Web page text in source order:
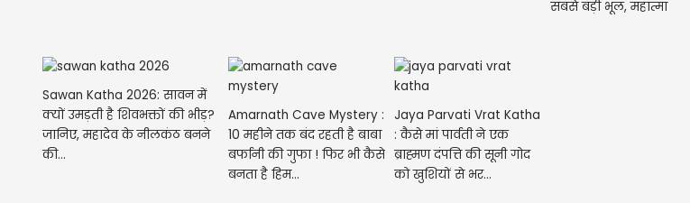
सबसे बड़ी भूल, महात्मा
Sawan Katha 2026: सावन में
क्यों उमड़ती है शिवभक्तों की भीड़?
जानिए, महादेव के नीलकंठ बनने
की...
Amarnath Cave Mystery :
10 महीने तक बंद रहती है बाबा
बर्फानी की गुफा ! फिर भी कैसे
बनता है हिम...
Jaya Parvati Vrat Katha
: कैसे मां पार्वती ने एक
ब्राह्मण दंपत्ति की सूनी गोद
को खुशियों से भर...